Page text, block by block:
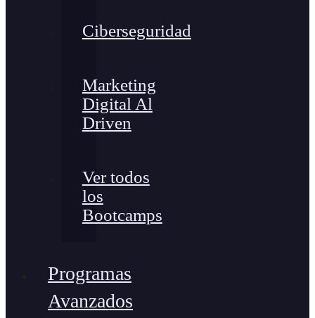
Ciberseguridad
Marketing
Digital Al
Driven
Ver todos
los
Bootcamps
Programas
Avanzados